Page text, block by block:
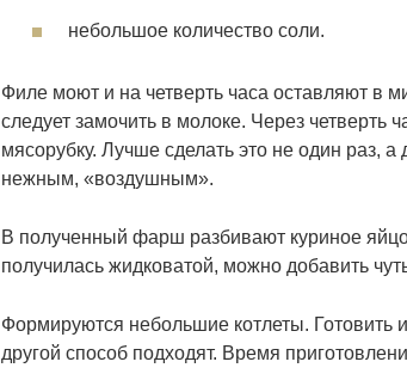
небольшое количество соли.
Филе моют и на четверть часа оставляют в
следует замочить в молоке. Через четверть
мясорубку. Лучше сделать это не один раз,
нежным, «воздушным».
В полученный фарш разбивают куриное
получилась жидковатой, можно добавить
Формируются небольшие котлеты. Готовить
другой способ подходят. Время